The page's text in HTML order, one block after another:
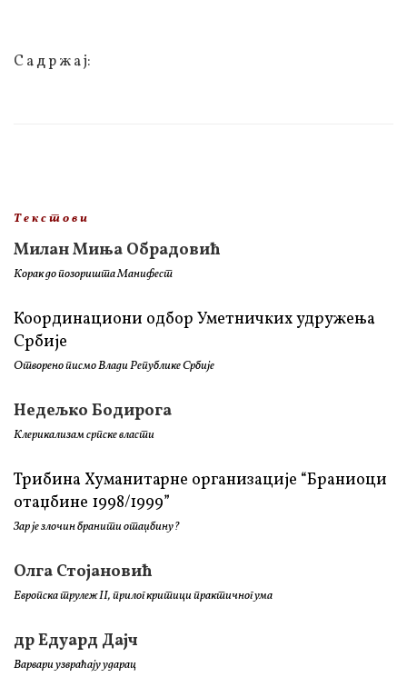
С а д р ж а ј:
Т е к с т о в и
Милан Миња Обрадовић
Корак до позоришта Манифест
Координациони одбор Уметничких удружења
Србије
Отворено писмо Влади Републике Србије
Недељко Бодирога
Клерикализам српске власти
Трибина Хуманитарне организације “Браниоци
отаџбине 1998/1999”
Зар је злочин бранити отаџбину?
Олга Стојановић
Европска трулеж II, прилог критици практичног ума
др Едуард Дајч
Варвари узвраћају ударац